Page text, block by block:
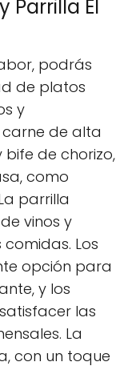
Parrilla El
podrás
de platos
y
carne de alta
de chorizo,
como
parrilla
vinos y
Los
opción para
y los
las
La
con un toque